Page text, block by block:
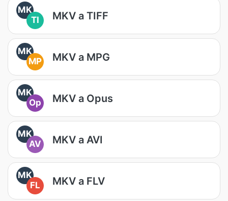
MK
TI
MKV a TIFF
MK
MP
MKV a MPG
MK
Op
MKV a Opus
MK
AV
MKV a AVI
MK
FL
MKV a FLV